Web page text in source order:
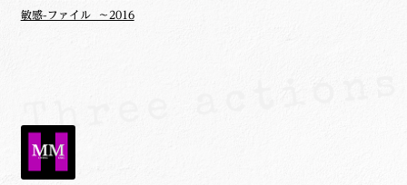
敏感-ファイル ～2016